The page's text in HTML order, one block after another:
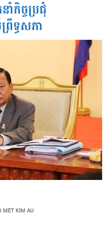
កិច្ចប្រជុំ
រឹទ្ធសភា
MET KIM AU